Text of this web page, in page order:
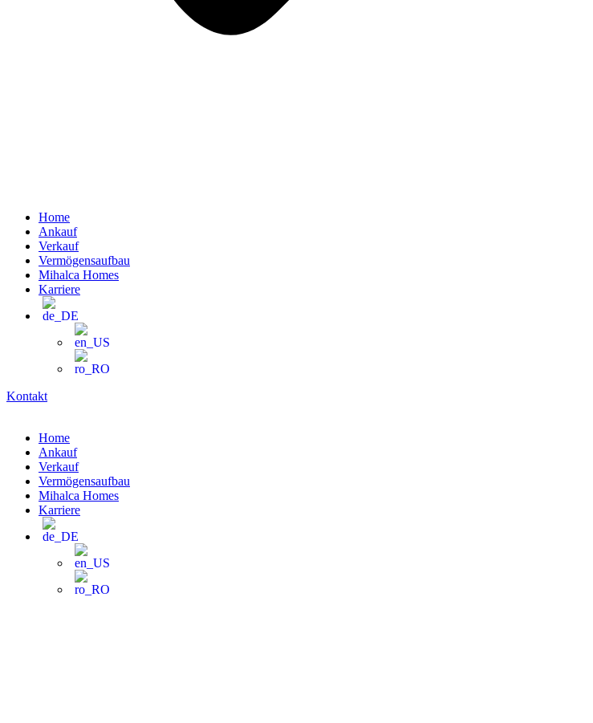
Home
Ankauf
Verkauf
Vermögensaufbau
Mihalca Homes
Karriere
Kontakt
Home
Ankauf
Verkauf
Vermögensaufbau
Mihalca Homes
Karriere